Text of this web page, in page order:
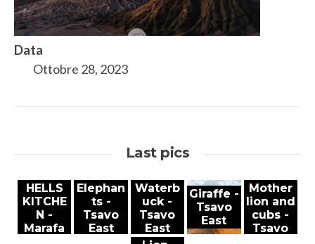
Data
Ottobre 28, 2023
Last pics
HELLS
KITCHE
N -
Marafa
Elephan
ts -
Tsavo
East
Waterb
uck -
Tsavo
East
Giraffe -
Tsavo
East
Mother
lion and
cubs -
Tsavo